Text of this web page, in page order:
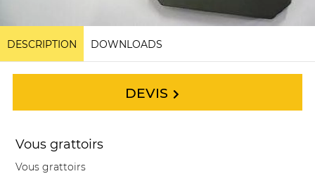
DESCRIPTION DOWNLOADS
DEVIS
Vous grattoirs
Vous grattoirs